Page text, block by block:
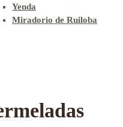
Yenda
Miradorio de Ruiloba